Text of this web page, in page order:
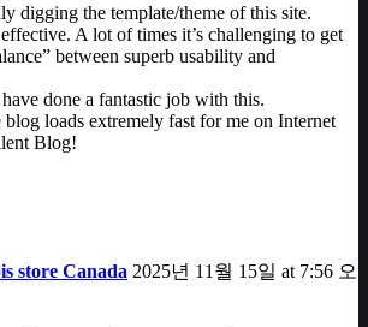
digging the template/theme of this site.
A lot of times it’s challenging to get
between superb usability and
done a fantastic job with this.
loads extremely fast for me on Internet
Blog!
store Canada 2025년 11월 15일 at 7:56 오